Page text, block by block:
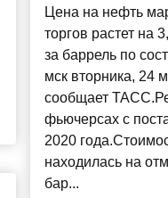
Цена на нефть
торгов растет на
за баррель по
мск вторника, 24
сообщает
фьючерсах с
2020
находилась на
бар...